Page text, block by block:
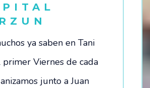
ya saben en Tani
primer Viernes de cada
junto a Juan